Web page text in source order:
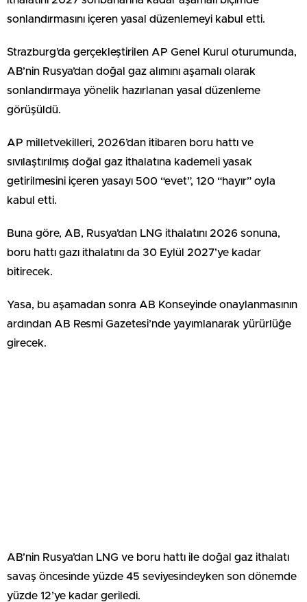
sonlandırmasını içeren yasal düzenlemeyi kabul etti.
Strazburg’da gerçekleştirilen AP Genel Kurul oturumunda,
AB’nin Rusya’dan doğal gaz alımını aşamalı olarak
sonlandırmaya yönelik hazırlanan yasal düzenleme
görüşüldü.
AP milletvekilleri, 2026’dan itibaren boru hattı ve
sıvılaştırılmış doğal gaz ithalatına kademeli yasak
getirilmesini içeren yasayı 500 “evet”, 120 “hayır” oyla
kabul etti.
Buna göre, AB, Rusya’dan LNG ithalatını 2026 sonuna,
boru hattı gazı ithalatını da 30 Eylül 2027’ye kadar
bitirecek.
Yasa, bu aşamadan sonra AB Konseyinde onaylanmasının
ardından AB Resmi Gazetesi’nde yayımlanarak yürürlüğe
girecek.
AB’nin Rusya’dan LNG ve boru hattı ile doğal gaz ithalatı
savaş öncesinde yüzde 45 seviyesindeyken son dönemde
yüzde 12’ye kadar geriledi.